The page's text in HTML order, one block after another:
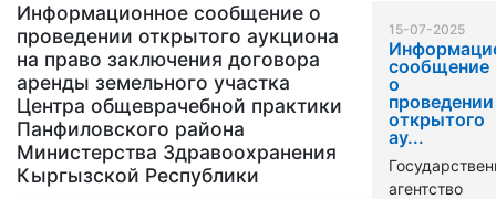
Информационное сообщение о
проведении открытого аукциона
на право заключения договора
аренды земельного участка
Центра общеврачебной практики
Панфиловского района
Министерства Здравоохранения
Кыргызской Республики
15-07-2025
сообщение
о
проведении
открытого
ау...
агентство